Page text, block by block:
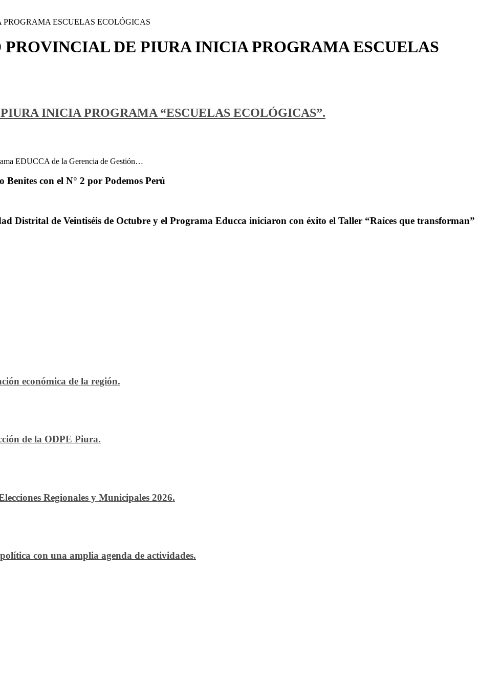
ESCUELAS ECOLÓGICAS
DE PIURA INICIA PROGRAMA ESCUELAS
INICIA PROGRAMA “ESCUELAS ECOLÓGICAS”.
EDUCCA de la Gerencia de Gestión…
con el N° 2 por Podemos Perú
Distrital de Veintiséis de Octubre y el Programa Educca iniciaron con éxito el Taller “Raíces que transforman”
económica de la región.
de la ODPE Piura.
Regionales y Municipales 2026.
con una amplia agenda de actividades.